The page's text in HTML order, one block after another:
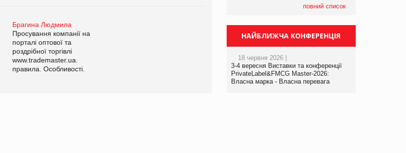
Брагина Людмила
Просування компанії на
порталі оптової та
роздрібної торгівлі
www.trademaster.ua.
правила. Особливості.
Брагина Людмила
Просування компанії на
www.trademaster.ua.
правила. Особливості.
повний список
НАЙБЛИЖЧА КОНФЕРЕНЦІЯ
18 червня 2026 |
3-4 вересня Виставки та конференції
PrivateLabel&FMCG Master-2026:
Власна марка - Власна перевага